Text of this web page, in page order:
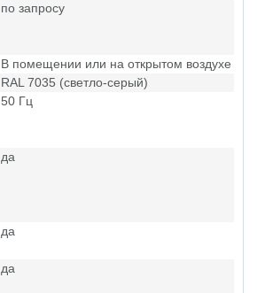
по запросу
В помещении или на открытом воздухе
RAL 7035 (светло-серый)
50 Гц
да
да
да